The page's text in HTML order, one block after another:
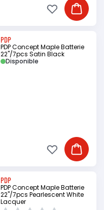
Ajouter
Ajouter à ma
PDP
PDP Concept Maple Batterie
22"/7pcs Satin Black
Disponible
Ajouter
Ajouter à ma
PDP
PDP Concept Maple Batterie
22"/7pcs Pearlescent White
Lacquer